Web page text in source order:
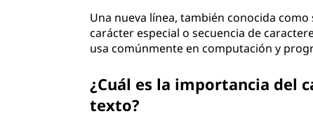
Una nueva línea, también conocida
carácter especial o secuencia de
usa comúnmente en computación y
¿Cuál es la importancia del
texto?